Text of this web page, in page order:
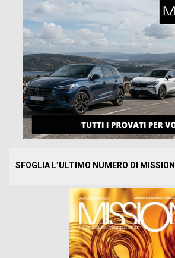
SFOGLIA L’ULTIMO NUMERO DI MISSION